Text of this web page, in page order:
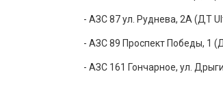
- АЗС 87 ул. Руднева, 2А (ДТ
- АЗС 89 Проспект Победы, 1
- АЗС 161 Гончарное, ул.